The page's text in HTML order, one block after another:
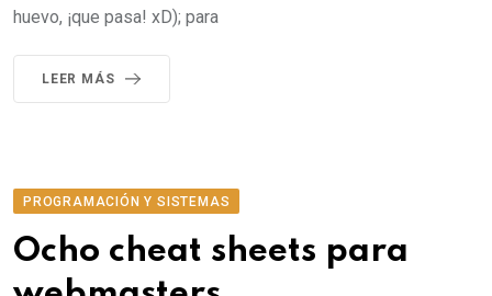
huevo, ¡que pasa! xD); para
LEER MÁS
PROGRAMACIÓN Y SISTEMAS
Ocho cheat sheets para